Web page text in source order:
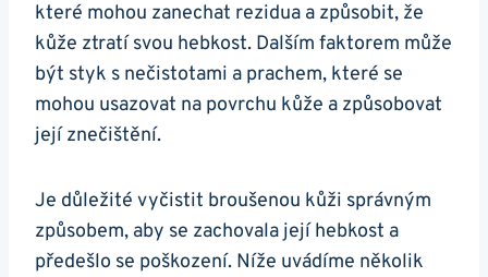
‍které mohou ‍zanechat rezidua a způsobit, že
kůže ztratí svou hebkost. Dalším faktorem může
být styk⁤ s nečistotami a prachem,‌ které ⁢se
mohou usazovat na povrchu kůže a‌ způsobovat
její znečištění.
Je důležité vyčistit broušenou kůži správným
způsobem, aby se zachovala⁢ její hebkost a
předešlo se poškození. Níže uvádíme několik